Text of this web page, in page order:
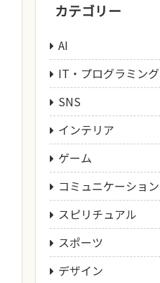
カテゴリー
AI
IT・プログラミング
SNS
インテリア
ゲーム
コミュニケーション
スピリチュアル
スポーツ
デザイン